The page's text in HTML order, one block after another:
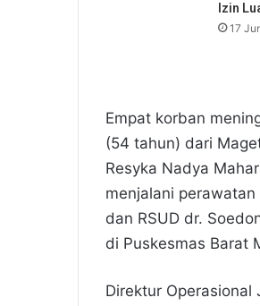
Izin
17
Empat korban
(54 tahun) dari
Resyka Nadya
menjalani perawatan
dan RSUD dr.
di Puskesmas Barat
Direktur Operasional